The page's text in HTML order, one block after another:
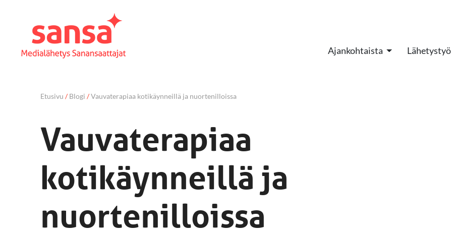
Ajankohtaista Lähetystyö
Etusivu /Blogi /Vauvaterapiaa kotikäynneillä ja nuortenilloissa
Vauvaterapiaa
kotikäynneillä ja
nuortenilloissa